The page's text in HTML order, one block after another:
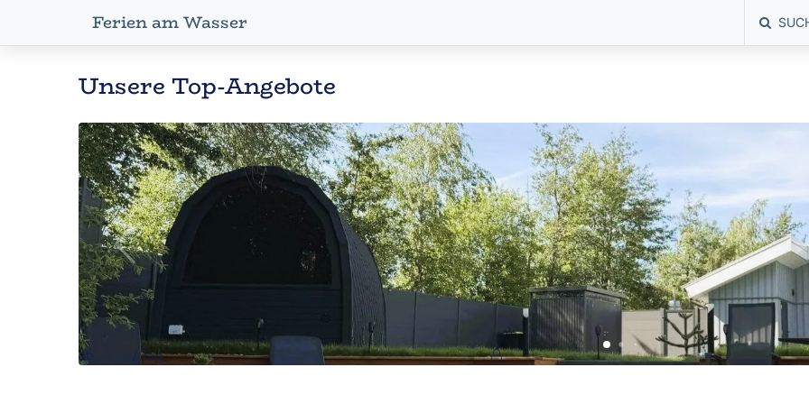
Ferien am Wasser
Unsere Top-Angebote
Ferienhaus Ruhepol am See: Tretboot, Sauna
Twist, Niedersachsen
Unser Ruhepol am See befindet sich am Moorsee im schönen Emsland. Komplett renoviert 2026. Luxuriös ausgestattet mit
großen Steg. Für Kinder in direkter Nähe ist der Ponyhof Niers
Zur Unterkunft
Ferienhaus Ruhepol am See: Tretboot, Sauna
Twist, Niedersachsen
Unser Ruhepol am See befindet sich am Moorsee im schönen Emsland. Komplett renoviert 2026. Luxuriös ausgestattet mit
großen Steg. Für Kinder in direkter Nähe ist der Ponyhof Niers
ab
/ Tag 4